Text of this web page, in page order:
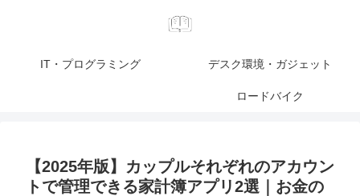
IT・プログラミング デスク環境・ガジェット
ロードバイク
【2025年版】カップルそれぞれのアカウン
トで管理できる家計簿アプリ2選｜お金の